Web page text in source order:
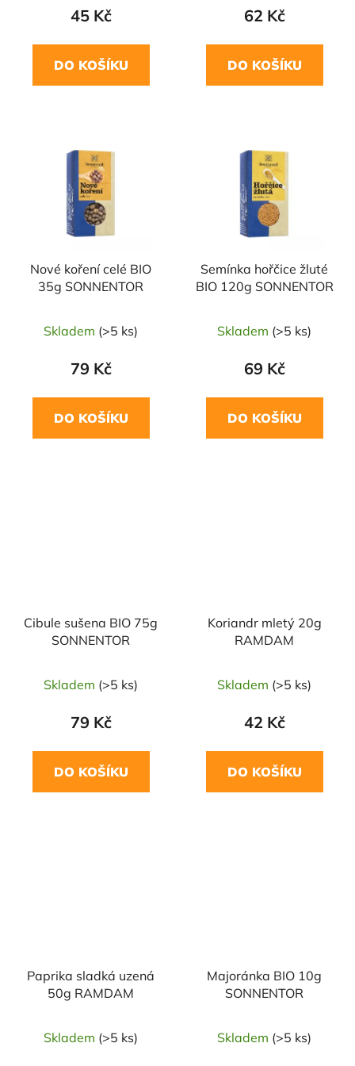
45 Kč
DO KOŠÍKU
62 Kč
DO KOŠÍKU
Nové koření celé BIO
35g SONNENTOR
Skladem (>5 ks)
79 Kč
DO KOŠÍKU
Semínka hořčice žluté
BIO 120g SONNENTOR
Skladem (>5 ks)
69 Kč
DO KOŠÍKU
Cibule sušena BIO 75g
SONNENTOR
Skladem (>5 ks)
79 Kč
DO KOŠÍKU
Koriandr mletý 20g
RAMDAM
Skladem (>5 ks)
42 Kč
DO KOŠÍKU
Paprika sladká uzená
50g RAMDAM
Skladem (>5 ks)
Majoránka BIO 10g
SONNENTOR
Skladem (>5 ks)